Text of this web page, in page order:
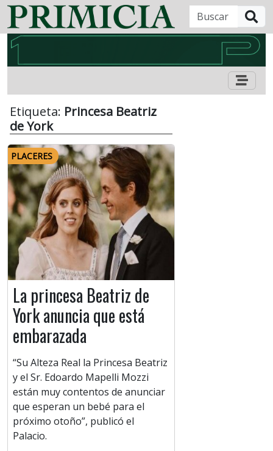
Etiqueta: Princesa Beatriz
de York
PLACERES
La princesa Beatriz de
York anuncia que está
embarazada
“Su Alteza Real la Princesa Beatriz
y el Sr. Edoardo Mapelli Mozzi
están muy contentos de anunciar
que esperan un bebé para el
próximo otoño”, publicó el
Palacio.